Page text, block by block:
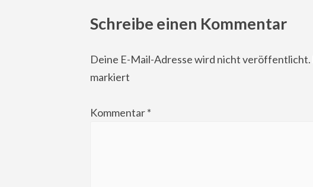
Schreibe einen Kommentar
Deine E-Mail-Adresse wird nicht veröffentlicht.
markiert
Kommentar*